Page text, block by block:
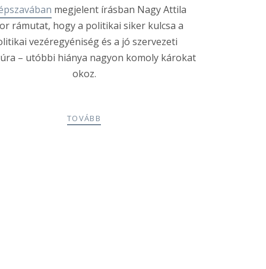
megjelent írásban Nagy Attila
rámutat, hogy a politikai siker kulcsa a
vezéregyéniség és a jó szervezeti
– utóbbi hiánya nagyon komoly károkat
okoz.
TOVÁBB